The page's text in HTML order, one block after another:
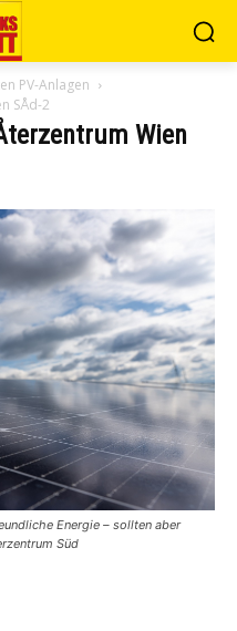
PV-Anlagen
SÅd-2
Wien
Energie – sollten aber
Süd